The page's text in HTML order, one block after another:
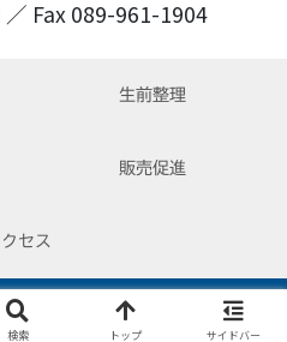
／ Fax 089-961-1904
生前整理
販売促進
セス
ぴくる All Rights Reserved.
検索 トップ サイドバー